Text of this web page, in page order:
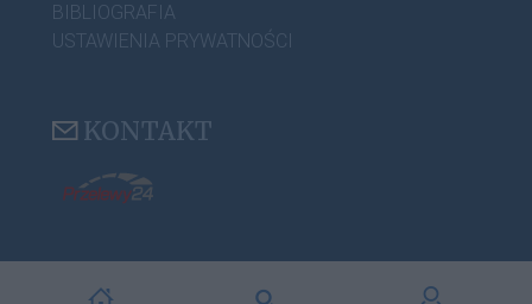
BIBLIOGRAFIA
USTAWIENIA PRYWATNOŚCI
KONTAKT